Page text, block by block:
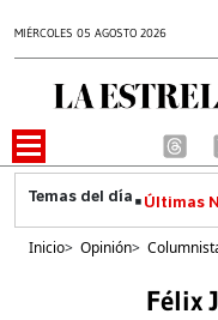
MIÉRCOLES 05 AGOSTO 2026
Últimas
Inicio> Opinión>
Félix